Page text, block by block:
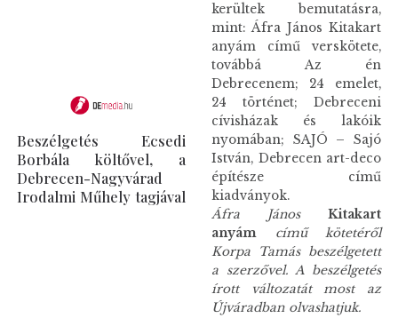
Beszélgetés Ecsedi
Borbála költővel, a
Debrecen-Nagyvárad
Irodalmi Műhely tagjával
kerültek bemutatásra,
mint: Áfra János Kitakart
anyám című verskötete,
továbbá Az én
Debrecenem; 24 emelet,
24 történet; Debreceni
cívisházak és lakóik
nyomában; SAJÓ – Sajó
István, Debrecen art-deco
építésze című
kiadványok.
Áfra János Kitakart
anyám című kötetéről
Korpa Tamás beszélgetett
a szerzővel. A beszélgetés
írott változatát most az
Újváradban olvashatjuk.